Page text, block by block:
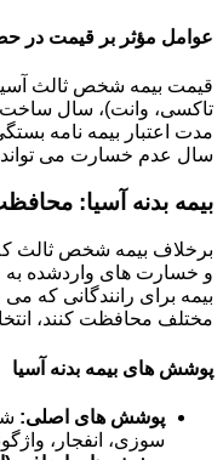
عوامل مؤثر بر قیمت در
قیمت بیمه شخص ثالث
تاکسی، وانت)، سال
سال عدم خسارت می تواند تا ۲۵ درصد کاهش قیمت داشته
بیمه بدنه آسیا:
برخلاف بیمه شخص ثالث
و خسارت های واردشده
بیمه برای رانندگانی که
مختلف محافظت کنند،
پوشش های بیمه بدنه آسیا
پوشش های اصلی:
سوزی، انفجار،